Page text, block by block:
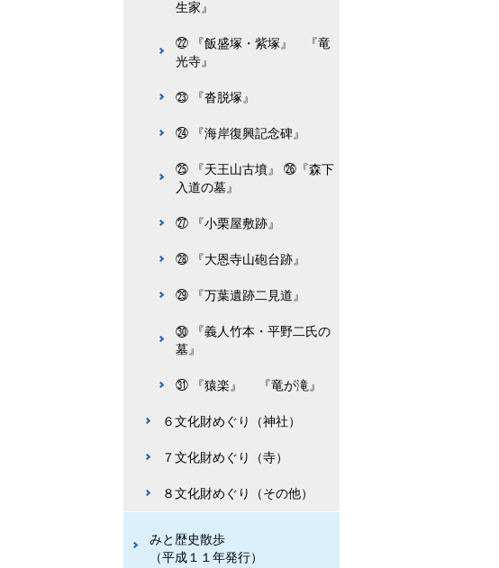
生家』
㉒ 『飯盛塚・紫塚』 『竜
光寺』
㉓ 『沓脱塚』
㉔ 『海岸復興記念碑』
㉕ 『天王山古墳』 ㉖『森下
入道の墓』
㉗ 『小栗屋敷跡』
㉘ 『大恩寺山砲台跡』
㉙ 『万葉遺跡二見道』
㉚ 『義人竹本・平野二氏の
墓』
㉛ 『猿楽』 『竜が滝』
６文化財めぐり（神社）
７文化財めぐり（寺）
８文化財めぐり（その他）
みと歴史散歩
（平成１１年発行）